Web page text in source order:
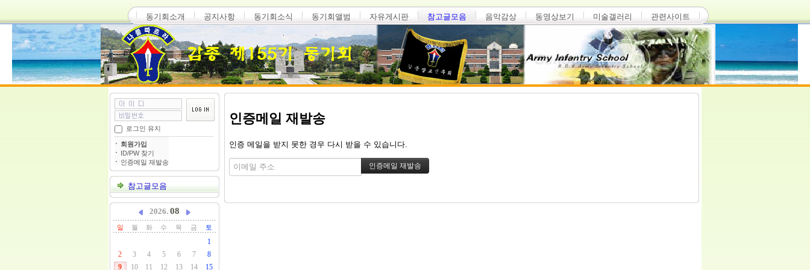
동기회소개 공지사항 동기회소식 동기회앨범 자유게시판 참고글모음 음악감상 동영상보기 미술갤러리 관련사이트
로그인 유지
회원가입
ID/PW 찾기
인증메일 재발송
참고글모음
2026. 08
일 월 화 수 목 금 토
1
2
3 4 5 6 7
8
9
10 11 12 13 14
15
인증메일 재발송
인증 메일을 받지 못한 경우 다시 받을 수 있습니다.